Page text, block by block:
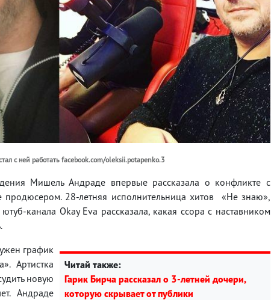
с ней работать facebook.com/oleksii.potapenko.3
Мишель Андраде впервые рассказала о конфликте с
28-летняя исполнительница хитов «Не знаю»,
канала Okay Eva рассказала, какая ссора с наставником
Читай также:
Гарик Бирча рассказал о 3-летней дочери,
которую скрывает от публики
график
Артистка
новую
Андраде